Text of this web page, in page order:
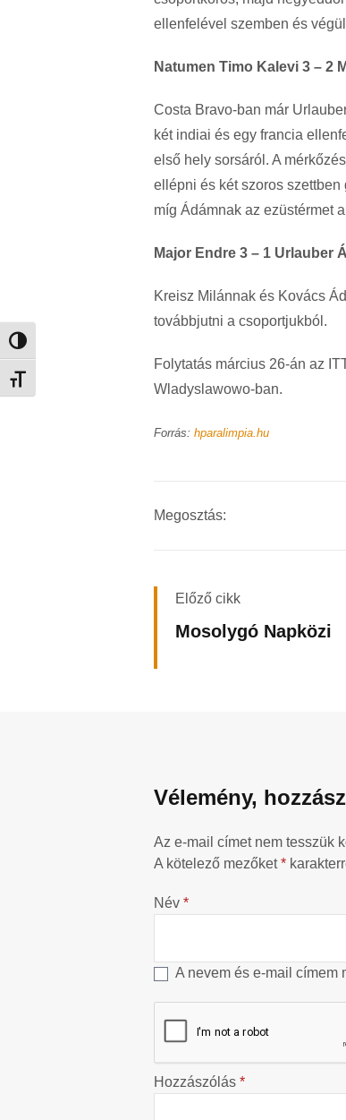
Nagy kontraszt váltása
Betűméret váltása
ellenfelével szemben és
Natumen Timo Kalevi 3 – 2
Costa Bravo-ban már
két indiai és egy francia
első hely sorsáról. A
ellépni és két szoros
míg Ádámnak az ezüstérmet
Major Endre 3 – 1 Urlauber
Kreisz Milánnak és Kovács
továbbjutni a csoportjukból.
Folytatás március 26-án az
Wladyslawowo-ban.
Forrás: hparalimpia.hu
Megosztás:
Előző cikk
Mosolygó Napközi
Vélemény,
Az e-mail címet nem tesszük
A kötelező mezőket*
Név *
A nevem és e-mail címem
Hozzászólás *